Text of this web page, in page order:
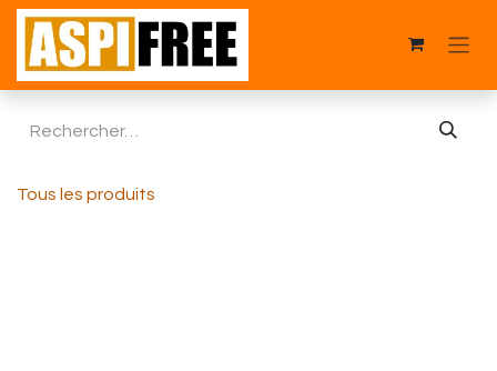
Se rendre au contenu
Tous les produits